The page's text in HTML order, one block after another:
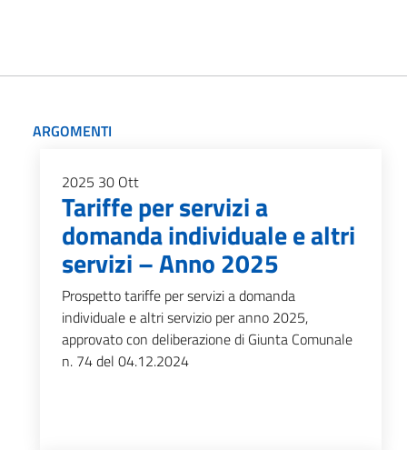
ARGOMENTI
2025 30 Ott
Tariffe per servizi a
domanda individuale e altri
servizi – Anno 2025
Prospetto tariffe per servizi a domanda
individuale e altri servizio per anno 2025,
approvato con deliberazione di Giunta Comunale
n. 74 del 04.12.2024